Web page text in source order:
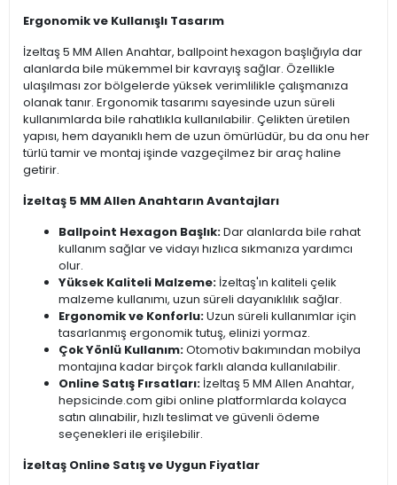
Ergonomik ve Kullanışlı Tasarım
İzeltaş 5 MM Allen Anahtar, ballpoint hexagon başlığıyla dar
alanlarda bile mükemmel bir kavrayış sağlar. Özellikle
ulaşılması zor bölgelerde yüksek verimlilikle çalışmanıza
olanak tanır. Ergonomik tasarımı sayesinde uzun süreli
kullanımlarda bile rahatlıkla kullanılabilir. Çelikten üretilen
yapısı, hem dayanıklı hem de uzun ömürlüdür, bu da onu her
türlü tamir ve montaj işinde vazgeçilmez bir araç haline
getirir.
İzeltaş 5 MM Allen Anahtarın Avantajları
Ballpoint Hexagon Başlık:Dar alanlarda bile rahat
kullanım sağlar ve vidayı hızlıca sıkmanıza yardımcı
olur.
Yüksek Kaliteli Malzeme: İzeltaş'ın kaliteli çelik
malzeme kullanımı, uzun süreli dayanıklılık sağlar.
Ergonomik ve Konforlu:Uzun süreli kullanımlar için
tasarlanmış ergonomik tutuş, elinizi yormaz.
Çok Yönlü Kullanım:Otomotiv bakımından mobilya
montajına kadar birçok farklı alanda kullanılabilir.
Online Satış Fırsatları: İzeltaş 5 MM Allen Anahtar,
hepsicinde.com gibi online platformlarda kolayca
satın alınabilir, hızlı teslimat ve güvenli ödeme
seçenekleri ile erişilebilir.
İzeltaş Online Satış ve Uygun Fiyatlar